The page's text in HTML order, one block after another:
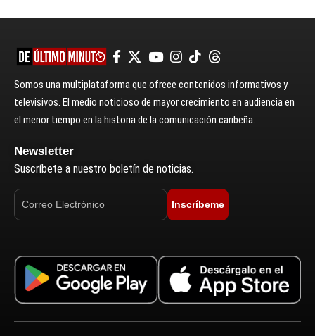
Somos una multiplataforma que ofrece contenidos informativos y
televisivos. El medio noticioso de mayor crecimiento en audiencia en
el menor tiempo en la historia de la comunicación caribeña.
Newsletter
Suscríbete a nuestro boletín de noticias.
Inscríbeme